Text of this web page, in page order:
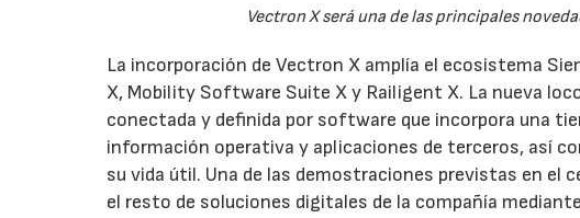
Vectron X será una de las principales
La incorporación de Vectron X amplía el ecosistema
X, Mobility Software Suite X y Railigent X. La nueva
conectada y definida por software que incorpora una
información operativa y aplicaciones de terceros, así
su vida útil. Una de las demostraciones previstas en
el resto de soluciones digitales de la compañía